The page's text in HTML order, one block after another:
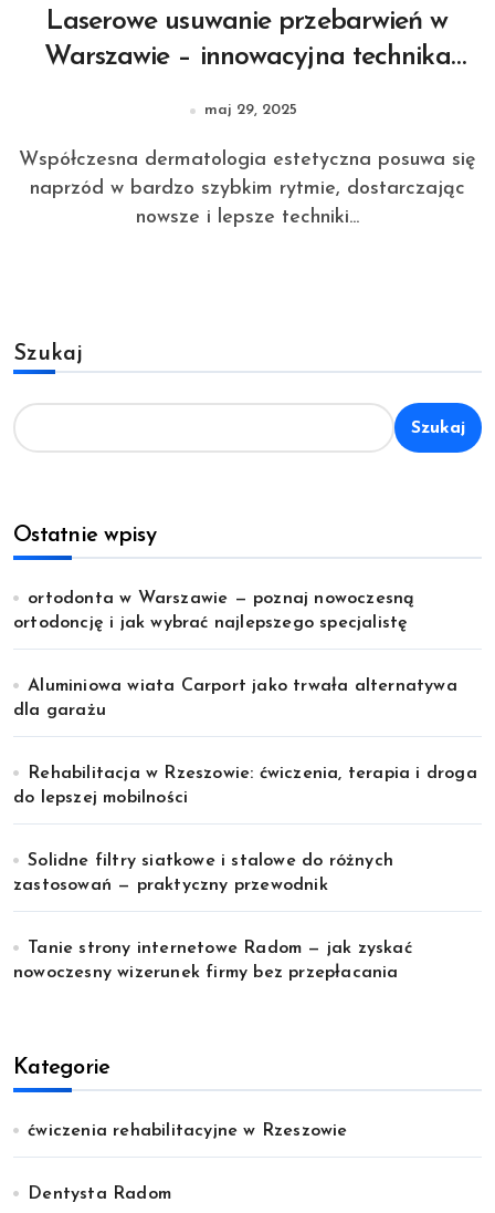
Laserowe usuwanie przebarwień w
Warszawie – innowacyjna technika
maj 29, 2025
Współczesna dermatologia estetyczna posuwa się
naprzód w bardzo szybkim rytmie, dostarczając
nowsze i lepsze techniki...
Szukaj
Szukaj
Ostatnie wpisy
ortodonta w Warszawie — poznaj nowoczesną
ortodoncję i jak wybrać najlepszego specjalistę
Aluminiowa wiata Carport jako trwała alternatywa
dla garażu
Rehabilitacja w Rzeszowie: ćwiczenia, terapia i droga
do lepszej mobilności
Solidne filtry siatkowe i stalowe do różnych
zastosowań — praktyczny przewodnik
Tanie strony internetowe Radom — jak zyskać
nowoczesny wizerunek firmy bez przepłacania
Kategorie
ćwiczenia rehabilitacyjne w Rzeszowie
Dentysta Radom